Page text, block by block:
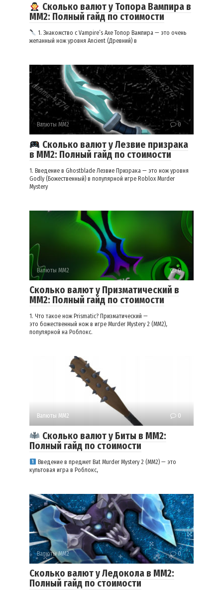
Сколько валют у Топора Вампира в
ММ2: Полный гайд по стоимости
1. Знакомство с Vampire’s Axe Топор Вампира — это очень
желанный нож уровня Ancient (Древний) в
Валюты ММ2 0
Сколько валют у Лезвие призрака
в ММ2: Полный гайд по стоимости
1. Введение в Ghostblade Лезвие Призрака — это нож уровня
Godly (Божественный) в популярной игре Roblox Murder
Mystery
Валюты ММ2 0
Сколько валют у Призматический в
ММ2: Полный гайд по стоимости
1. Что такое нож Prismatic? Призматический —
это божественный нож в игре Murder Mystery 2 (MM2),
популярной на Роблокс.
Валюты ММ2 0
Сколько валют у Биты в ММ2:
Полный гайд по стоимости
Введение в предмет Bat Murder Mystery 2 (MM2) — это
культовая игра в Роблокс,
Валюты ММ2 0
Сколько валют у Ледокола в ММ2:
Полный гайд по стоимости